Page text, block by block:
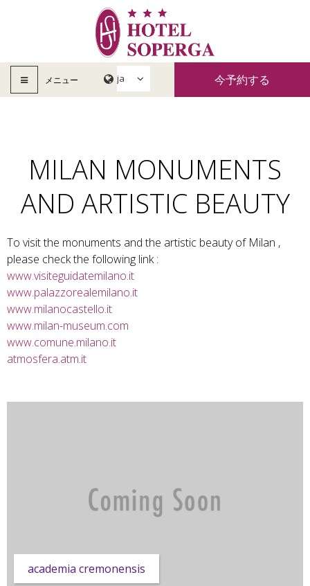
メニュー 今予約する
MILAN MONUMENTS
AND ARTISTIC BEAUTY
To visit the monuments and the artistic beauty of Milan ,
please check the following link :
www.visiteguidatemilano.it
www.palazzorealemilano.it
www.milanocastello.it
www.milan-museum.com
www.comune.milano.it
atmosfera.atm.it
academia cremonensis